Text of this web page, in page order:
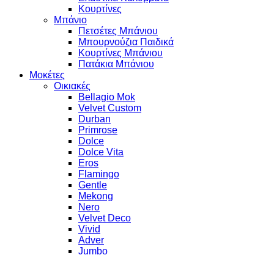
Κουρτίνες
Μπάνιο
Πετσέτες Μπάνιου
Μπουρνούζια Παιδικά
Κουρτίνες Μπάνιου
Πατάκια Μπάνιου
Μοκέτες
Οικιακές
Bellagio Mok
Velvet Custom
Durban
Primrose
Dolce
Dolce Vita
Eros
Flamingo
Gentle
Mekong
Nero
Velvet Deco
Vivid
Adver
Jumbo